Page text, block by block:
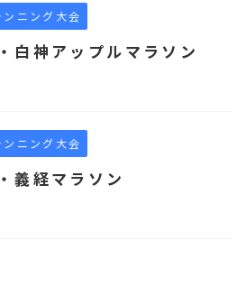
ンニング大会
白神アップルマラソン
ンニング大会
義経マラソン